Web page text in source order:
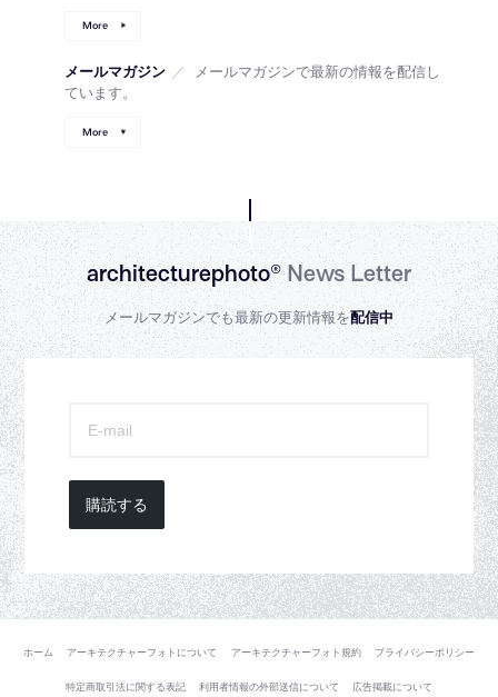
More
メールマガジン ／
メールマガジンで最新の情報を配信し
ています。
More
architecturephoto®News Letter
メールマガジンでも最新の更新情報を配信中
購読する
ホーム アーキテクチャーフォトについて アーキテクチャーフォト規約 プライバシーポリシー
特定商取引法に関する表記 利用者情報の外部送信について 広告掲載について